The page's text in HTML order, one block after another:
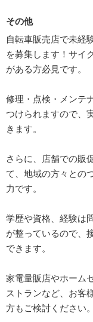
その他
自転車販売店で未経
を募集します！サイ
がある方必見です。
修理・点検・メンテ
つけられますので、
きます。
さらに、店舗での販
て、地域の方々との
力です。
学歴や資格、経験は
が整っているので、
できます。
家電量販店やホーム
ストランなど、お客
方もご検討ください。